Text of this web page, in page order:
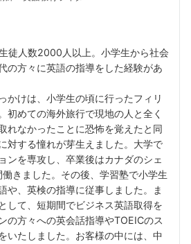
徒人数2000人以上。小学生から社会
の方々に英語の指導をした経験があ
かけは、小学生の頃に行ったフィリ
初めての海外旅行で現地の人と全く
れなかったことに恐怖を覚えたと同
対する憧れが芽生えました。大学で
ンを専攻し、卒業後はカナダのシェ
きました。その後、学習塾で小学生
や、英検の指導に従事しました。ま
して、短期間でビジネス英語取得を
の方々への英会話指導やTOEICのス
いたしました。お客様の中には、中